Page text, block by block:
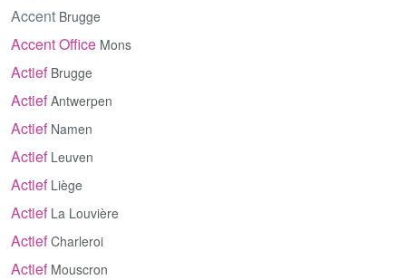
Accent Brugge
Accent Office Mons
Actief Brugge
ActiefAntwerpen
Actief Namen
Actief Leuven
Actief Liège
Actief La Louvière
ActiefCharleroi
Actief Mouscron